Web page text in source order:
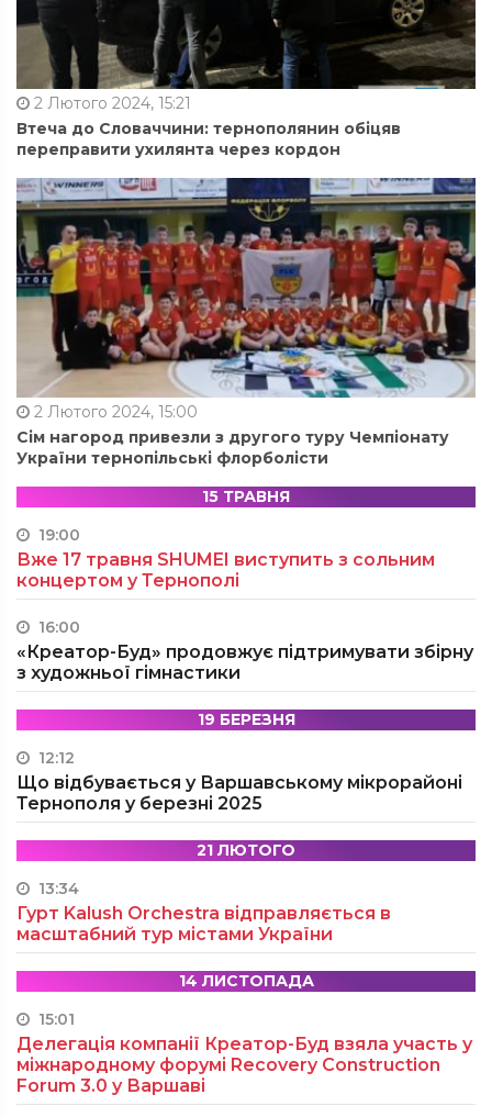
2 Лютого 2024, 15:21
Втеча до Словаччини: тернополянин обіцяв
переправити ухилянта через кордон
2 Лютого 2024, 15:00
Сім нагород привезли з другого туру Чемпіонату
України тернопільські флорболісти
15 ТРАВНЯ
19:00
Вже 17 травня SHUMEI виступить з сольним
концертом у Тернополі
16:00
«Креатор-Буд» продовжує підтримувати збірну
з художньої гімнастики
19 БЕРЕЗНЯ
12:12
Що відбувається у Варшавському мікрорайоні
Тернополя у березні 2025
21 ЛЮТОГО
13:34
Гурт Kalush Orchestra відправляється в
масштабний тур містами України
14 ЛИСТОПАДА
15:01
Делегація компанії Креатор-Буд взяла участь у
міжнародному форумі Recovery Construction
Forum 3.0 у Варшаві